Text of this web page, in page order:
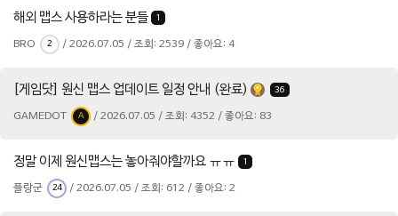
해외 맵스 사용하라는 분들 1
BRO 2 / 2026.07.05 / 조회: 2539 / 좋아요: 4
[게임닷] 원신 맵스 업데이트 일정 안내 (완료) 36
GAMEDOT A / 2026.07.05 / 조회: 4352 / 좋아요: 83
정말 이제 원신맵스는 놓아줘야할까요 ㅠㅠ 1
플랑군 24 / 2026.07.05 / 조회: 612 / 좋아요: 2